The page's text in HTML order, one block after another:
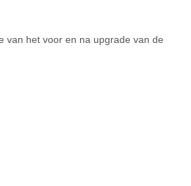
van het voor en na upgrade van de